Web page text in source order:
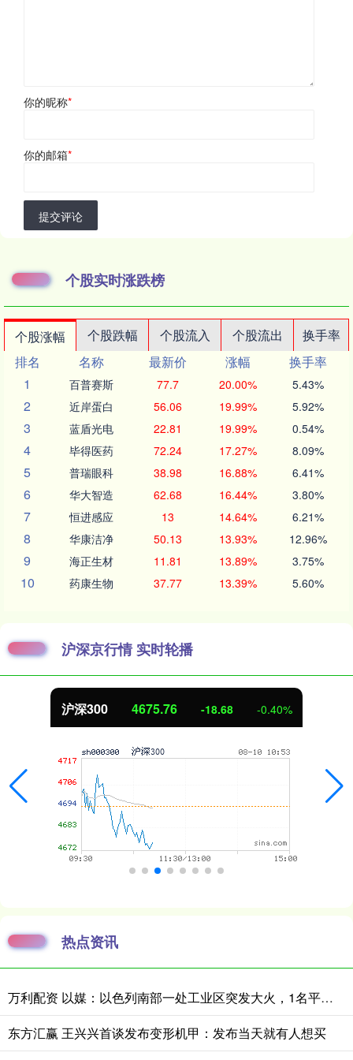
你的昵称*
你的邮箱*
提交评论
个股实时涨跌榜
个股涨幅 个股跌幅 个股流入 个股流出
换手率
排名
名称 最新价 涨幅
换手率
1
百普赛斯 77.7 20.00% 5.43%
2 近岸蛋白 56.06 19.99% 5.92%
3 蓝盾光电 22.81 19.99% 0.54%
4 毕得医药 72.24 17.27% 8.09%
5 普瑞眼科 38.98 16.88% 6.41%
6 华大智造 62.68 16.44% 3.80%
7 恒进感应 13 14.64% 6.21%
8 华康洁净 50.13 13.93% 12.96%
9 海正生材 11.81 13.89% 3.75%
10 药康生物 37.77 13.39% 5.60%
沪深京行情 实时轮播
沪深300 4675.76 -18.68 -0.40%
热点资讯
万利配资 以媒：以色列南部一处工业区突发大火，1名平民和1名消防员受轻伤
东方汇赢 王兴兴首谈发布变形机甲：发布当天就有人想买